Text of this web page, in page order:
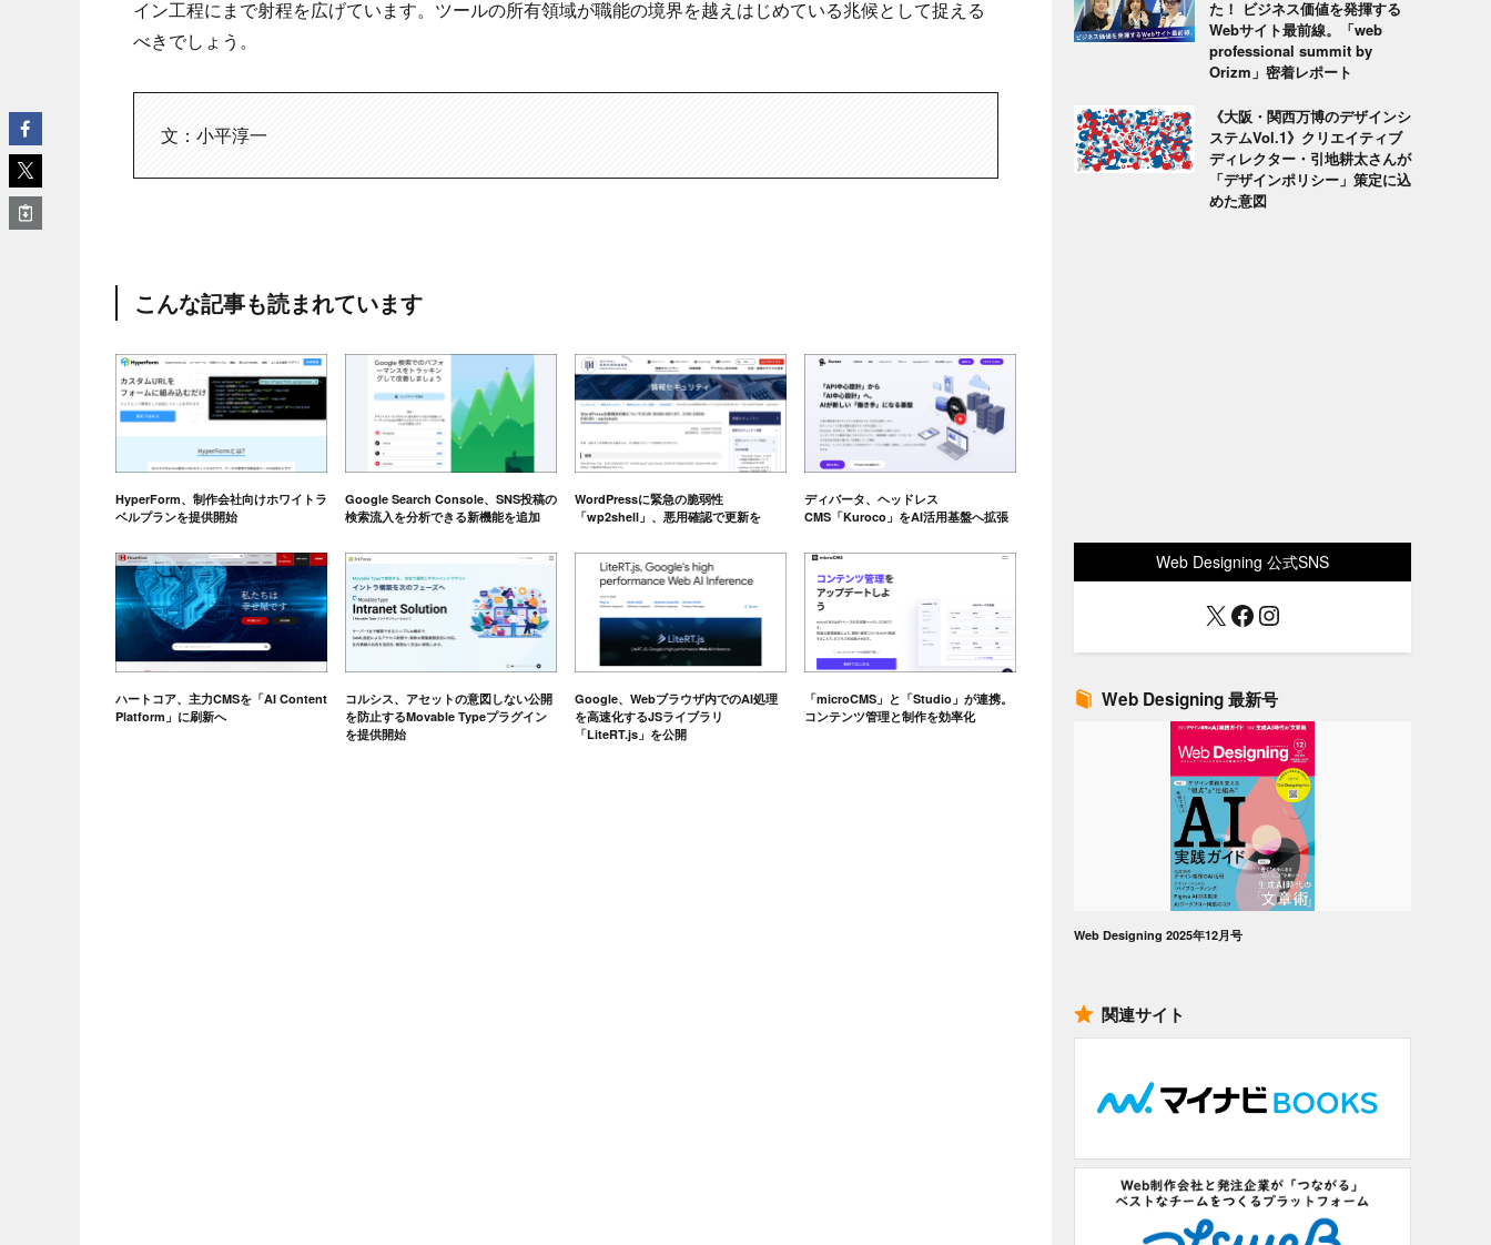
イン工程にまで射程を広げています。ツールの所有領域が職能の境界を越えはじめている兆候として捉える
べきでしょう。
文：小平淳一
こんな記事も読まれています
HyperForm、制作会社向けホワイトラ
ベルプランを提供開始
Google Search Console、SNS投稿の
検索流入を分析できる新機能を追加
WordPressに緊急の脆弱性
「wp2shell」、悪用確認で更新を
ディバータ、ヘッドレス
CMS「Kuroco」をAI活用基盤へ拡張
ハートコア、主力CMSを「AI Content
Platform」に刷新へ
コルシス、アセットの意図しない公開
を防止するMovable Typeプラグイン
を提供開始
Google、Webブラウザ内でのAI処理
を高速化するJSライブラリ
「LiteRT.js」を公開
「microCMS」と「Studio」が連携。
コンテンツ管理と制作を効率化
た！ ビジネス価値を発揮する
Webサイト最前線。「web
professional summit by
Orizm」密着レポート
《大阪・関西万博のデザインシ
ステムVol.1》クリエイティブ
ディレクター・引地耕太さんが
「デザインポリシー」策定に込
めた意図
Web Designing 公式SNS
X Facebook
Instagram
Web Designing 最新号
Web Designing 2025年12月号
関連サイト